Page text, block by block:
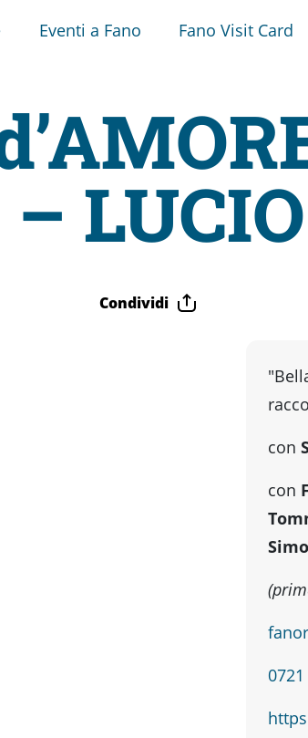
Eventi a Fano Fano Visit Card
Condividi
con
con